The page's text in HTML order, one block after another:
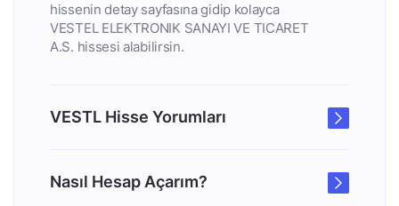
hissenin detay sayfasına gidip kolayca
VESTEL ELEKTRONIK SANAYI VE TICARET
A.S. hissesi alabilirsin.
VESTL Hisse Yorumları
Nasıl Hesap Açarım?